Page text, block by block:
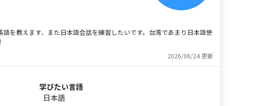
を教えます、また日本語会話を練習したいです。台湾であまり日本語使
2026/06/24 更新
学びたい言語
日本語